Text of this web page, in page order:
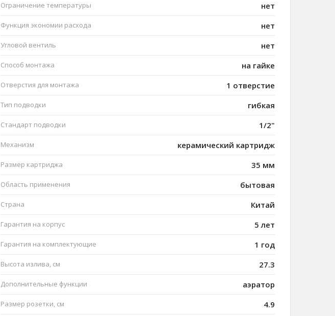
Ограничение температуры нет
Функция экономии расхода нет
Угловой вентиль нет
Способ монтажа на гайке
Отверстия для монтажа 1 отверстие
Тип подводки гибкая
Стандарт подводки 1/2"
Механизм керамический картридж
Размер картриджа 35 мм
Область применения бытовая
Страна Китай
Гарантия на корпус 5 лет
Гарантия на комплектующие 1 год
Высота излива, см 27.3
Дополнительные функции аэратор
Размер розетки, см 4.9